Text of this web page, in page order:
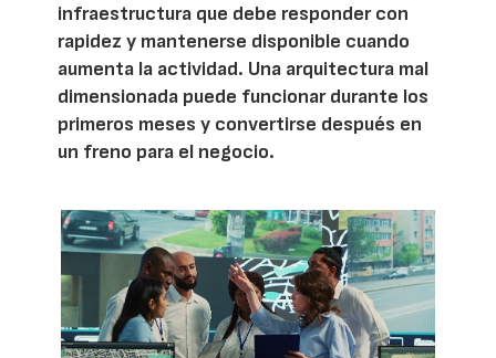
infraestructura que debe responder con
rapidez y mantenerse disponible cuando
aumenta la actividad. Una arquitectura mal
dimensionada puede funcionar durante los
primeros meses y convertirse después en
un freno para el negocio.